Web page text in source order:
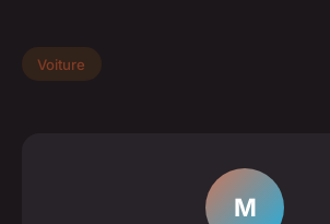
Voiture
M